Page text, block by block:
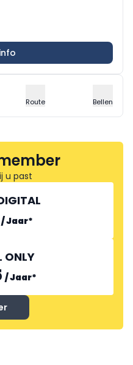
Route Bellen
u past
/Jaar*
ONLY
/Jaar*